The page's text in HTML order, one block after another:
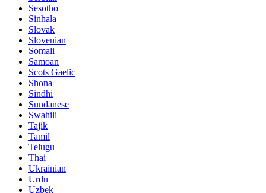
Sesotho
Sinhala
Slovak
Slovenian
Somali
Samoan
Scots Gaelic
Shona
Sindhi
Sundanese
Swahili
Tajik
Tamil
Telugu
Thai
Ukrainian
Urdu
Uzbek